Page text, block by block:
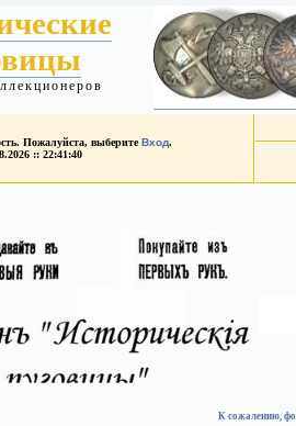
Пожалуйста, выберитеВход.
:: 22:41:40
К сожалению,